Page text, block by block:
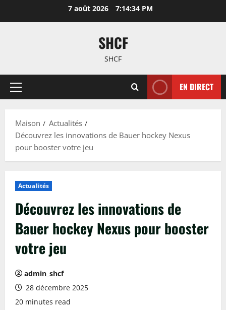
7 août 2026 7:14:35 PM
SHCF
SHCF
Menu
EN DIRECT
Maison
Actualités
Découvrez les innovations de Bauer hockey Nexus
pour booster votre jeu
Actualités
Découvrez les innovations de
Bauer hockey Nexus pour booster
votre jeu
admin_shcf
28 décembre 2025
20 minutes read